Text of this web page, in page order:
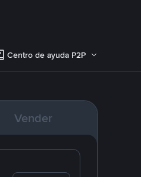
Centro de ayuda P2P
Vender